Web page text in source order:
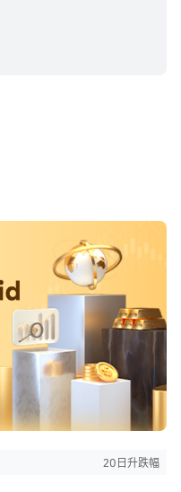
20日升跌幅